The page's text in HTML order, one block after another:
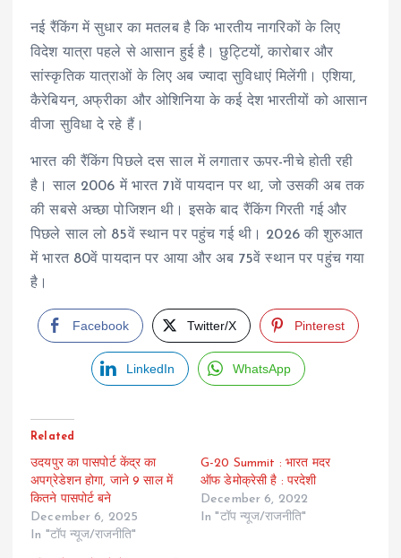
नई रैंकिंग में सुधार का मतलब है कि भारतीय नागरिकों के लिए
विदेश यात्रा पहले से आसान हुई है। छुट्टियों, कारोबार और
सांस्कृतिक यात्राओं के लिए अब ज्यादा सुविधाएं मिलेंगी। एशिया,
कैरेबियन, अफ्रीका और ओशिनिया के कई देश भारतीयों को आसान
वीजा सुविधा दे रहे हैं।
भारत की रैंकिंग पिछले दस साल में लगातार ऊपर-नीचे होती रही
है। साल 2006 में भारत 71वें पायदान पर था, जो उसकी अब तक
की सबसे अच्छा पोजिशन थी। इसके बाद रैंकिंग गिरती गई और
पिछले साल लो 85वें स्थान पर पहुंच गई थी। 2026 की शुरुआत
में भारत 80वें पायदान पर आया और अब 75वें स्थान पर पहुंच गया
है।
Facebook Twitter/X Pinterest
LinkedIn WhatsApp
Related
उदयपुर का पासपोर्ट केंद्र का
अपग्रेडेशन होगा, जाने 9 साल में
कितने पासपोर्ट बने
December 6, 2025
In "टॉप न्यूज/राजनीति"
G-20 Summit : भारत मदर
ऑफ डेमोक्रेसी है : परदेशी
December 6, 2022
In "टॉप न्यूज/राजनीति"